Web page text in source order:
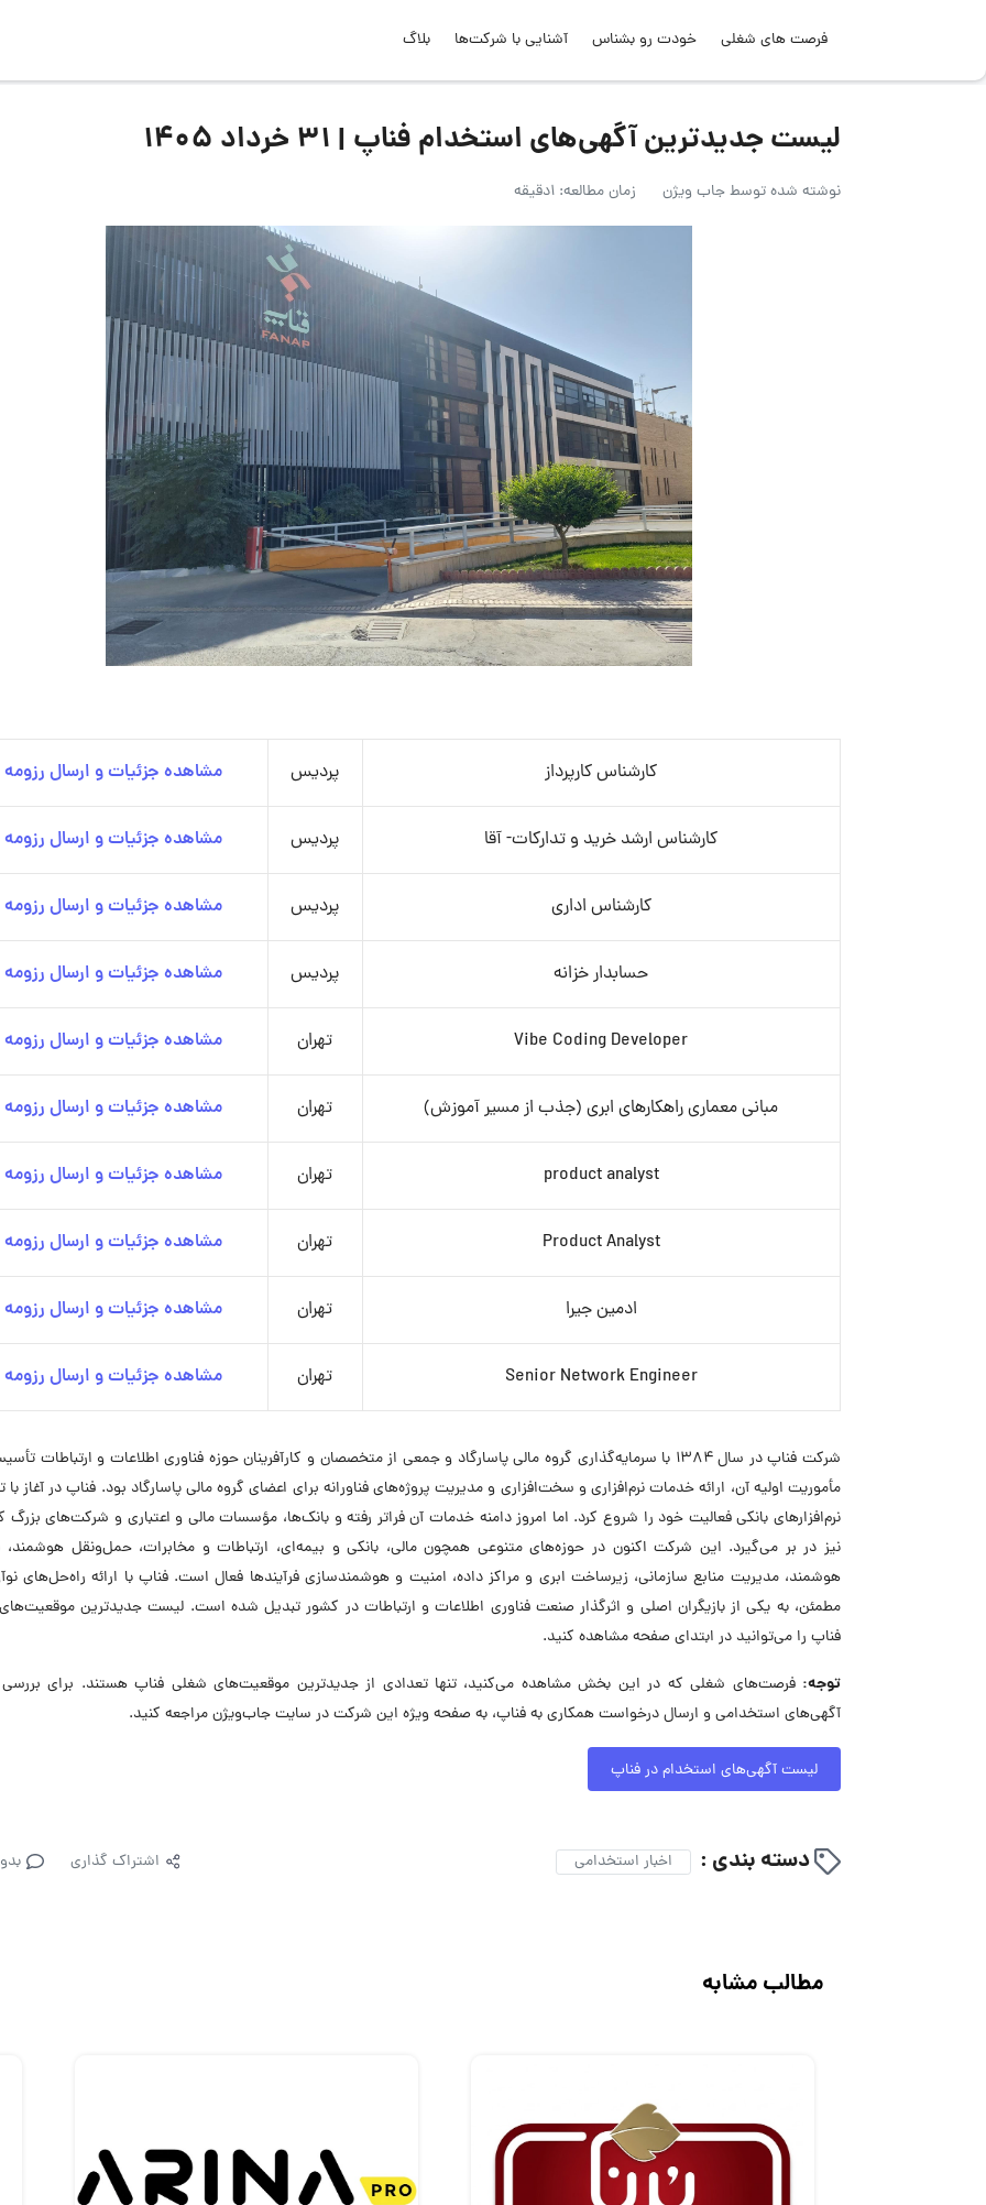
فرصت های شغلی خودت رو بشناس آشنایی با شرکت‌ها بلاگ
لیست جدیدترین آگهی‌های استخدام فناپ | ۳۱ خرداد ۱۴۰۵
نوشته شده توسطجاب ویژن زمان مطالعه: 1دقیقه
کارشناس کارپرداز پردیس مشاهده جزئیات و ارسال رزومه
کارشناس ارشد خرید و تدارکات- آقا پردیس مشاهده جزئیات و ارسال رزومه
کارشناس اداری پردیس مشاهده جزئیات و ارسال رزومه
حسابدار خزانه پردیس مشاهده جزئیات و ارسال رزومه
Vibe Coding Developer تهران مشاهده جزئیات و ارسال رزومه
مبانی معماری راهکارهای ابری (جذب از مسیر آموزش) تهران مشاهده جزئیات و ارسال رزومه
product analyst تهران مشاهده جزئیات و ارسال رزومه
Product Analyst تهران مشاهده جزئیات و ارسال رزومه
ادمین جیرا تهران مشاهده جزئیات و ارسال رزومه
Senior Network Engineer تهران مشاهده جزئیات و ارسال رزومه
شرکت فناپ در سال ۱۳۸۴ با سرمایه‌گذاری گروه مالی پاسارگاد و جمعی از متخصصان و کارآفرینان حوزه فناوری اطلاعات و ارتباطات
مأموریت اولیه آن، ارائه خدمات نرم‌افزاری و سخت‌افزاری و مدیریت پروژه‌های فناورانه برای اعضای گروه مالی پاسارگاد بود. فناپ در آغاز با
نرم‌افزارهای بانکی فعالیت خود را شروع کرد. اما امروز دامنه خدمات آن فراتر رفته و بانک‌ها، مؤسسات مالی و اعتباری و شرکت‌های بزرگ
نیز در بر می‌گیرد. این شرکت اکنون در حوزه‌های متنوعی همچون مالی، بانکی و بیمه‌ای، ارتباطات و مخابرات، حمل‌ونقل
هوشمند، مدیریت منابع سازمانی، زیرساخت ابری و مراکز داده، امنیت و هوشمندسازی فرآیندها فعال است. فناپ با ارائه راه‌حل‌های
مطمئن، به یکی از بازیگران اصلی و اثرگذار صنعت فناوری اطلاعات و ارتباطات در کشور تبدیل شده است. لیست جدیدترین
فناپ را می‌توانید در ابتدای صفحه مشاهده کنید.
توجه: فرصت‌های شغلی که در این بخش مشاهده می‌کنید، تنها تعدادی از جدیدترین موقعیت‌های شغلی فناپ هستند. برای
آگهی‌های استخدامی و ارسال درخواست همکاری به فناپ، به صفحه ویژه این شرکت در سایت جاب‌ویژن مراجعه کنید.
لیست آگهی‌های استخدام در فناپ
دسته بندی : اخبار استخدامی اشتراک گذاری
مطالب مشابه